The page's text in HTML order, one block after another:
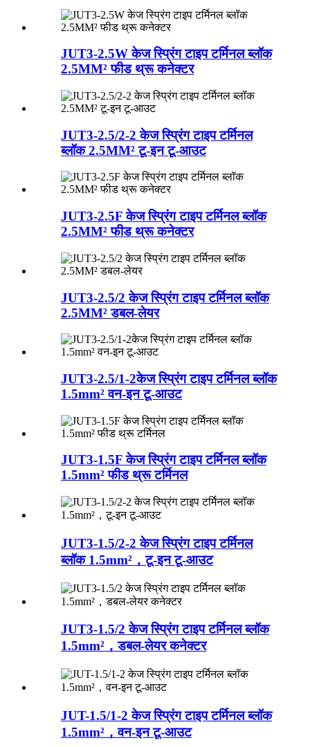
JUT3-2.5W केज स्प्रिंग टाइप टर्मिनल ब्लॉक
2.5MM² फीड थ्रू कनेक्टर
JUT3-2.5/2-2 केज स्प्रिंग टाइप टर्मिनल
ब्लॉक 2.5MM² टू-इन टू-आउट
JUT3-2.5F केज स्प्रिंग टाइप टर्मिनल ब्लॉक
2.5MM² फीड थ्रू कनेक्टर
JUT3-2.5/2 केज स्प्रिंग टाइप टर्मिनल ब्लॉक
2.5MM² डबल-लेयर
JUT3-2.5/1-2केज स्प्रिंग टाइप टर्मिनल ब्लॉक
1.5mm² वन-इन टू-आउट
JUT3-1.5F केज स्प्रिंग टाइप टर्मिनल ब्लॉक
1.5mm² फीड थ्रू टर्मिनल
JUT3-1.5/2-2 केज स्प्रिंग टाइप टर्मिनल
ब्लॉक 1.5mm²，टू-इन टू-आउट
JUT3-1.5/2 केज स्प्रिंग टाइप टर्मिनल ब्लॉक
1.5mm²，डबल-लेयर कनेक्टर
JUT-1.5/1-2 केज स्प्रिंग टाइप टर्मिनल ब्लॉक
1.5mm²，वन-इन टू-आउट